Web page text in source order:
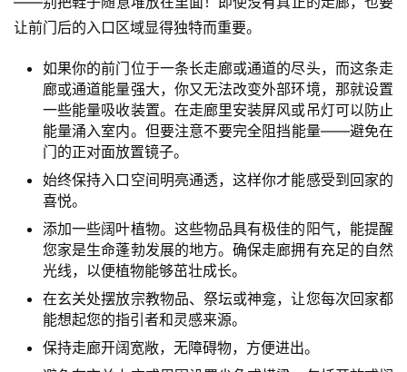
让前门后的入口区域显得独特而重要。
如果你的前门位于一条长走廊或通道的尽头，而这条走
廊或通道能量强大，你又无法改变外部环境，那就设置
一些能量吸收装置。在走廊里安装屏风或吊灯可以防止
能量涌入室内。但要注意不要完全阻挡能量——避免在
门的正对面放置镜子。
始终保持入口空间明亮通透，这样你才能感受到回家的
喜悦。
添加一些阔叶植物。这些物品具有极佳的阳气，能提醒
您家是生命蓬勃发展的地方。确保走廊拥有充足的自然
光线，以便植物能够茁壮成长。
在玄关处摆放宗教物品、祭坛或神龛，让您每次回家都
能想起您的指引者和灵感来源。
保持走廊开阔宽敞，无障碍物，方便进出。